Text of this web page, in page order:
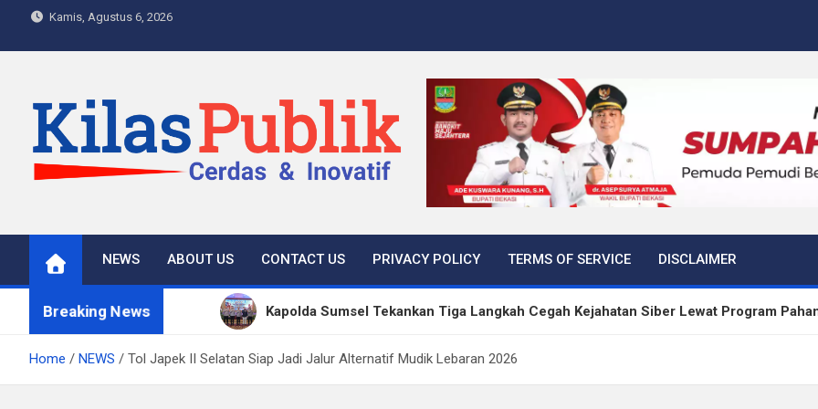
content
Kamis, Agustus 6, 2026
NEWS ABOUT US CONTACT US PRIVACY POLICY TERMS OF SERVICE DISCLAIMER
Breaking News Kapolda Sumsel Tekankan Tiga Langkah Cegah Kejahatan Siber Lewat Program
Satpol PP Bandung Tertibkan 645 Bangunan Liar dalam Tujuh Bulan
Home NEWS Tol Japek II Selatan Siap Jadi Jalur Alternatif Mudik Lebaran 2026